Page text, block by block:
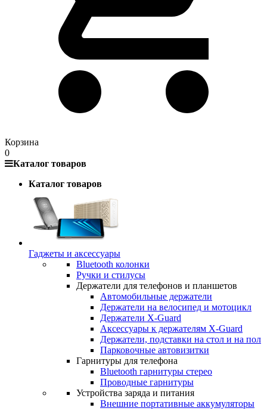
Корзина
0
Каталог товаров
Каталог товаров
Гаджеты и аксессуары
Bluetooth колонки
Ручки и стилусы
Держатели для телефонов и планшетов
Автомобильные держатели
Держатели на велосипед и мотоцикл
Держатели X-Guard
Аксессуары к держателям X-Guard
Держатели, подставки на стол и на пол
Парковочные автовизитки
Гарнитуры для телефона
Bluetooth гарнитуры стерео
Проводные гарнитуры
Устройства заряда и питания
Внешние портативные аккумуляторы